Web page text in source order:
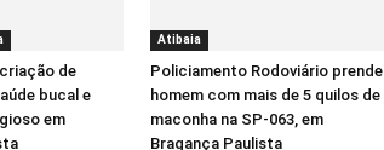
de
bucal e
em
Atibaia
Policiamento Rodoviário prende
homem com mais de 5 quilos de
maconha na SP-063, em
Bragança Paulista